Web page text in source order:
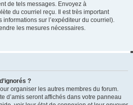
de tels messages. Envoyez à
du courriel reçu. Il est très important
informations sur l’expéditeur du courriel).
les mesures nécessaires.
?
organiser les autres membres du forum.
d’amis seront affichés dans votre panneau